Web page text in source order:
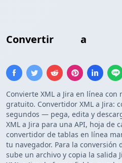
Convertir a
Convierte XML a Jira en línea
gratuito. Convertidor XML a Jira:
segundos — pega, edita y
XML a Jira para una API, hoja de
convertidor de tablas en línea
tu navegador. Para la conversión
sube un archivo y copia la salida